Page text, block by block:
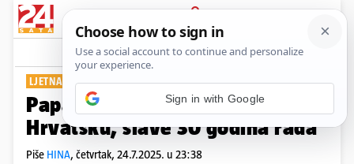
PRIJAVA
Show Komentari
LJETNA POZORNICA U OPATIJI
Papa Roach po prvi put stižu u
Hrvatsku, slave 30 godina rada
Piše HINA, četvrtak, 24.7.2025. u 23:38
Sign in with Google